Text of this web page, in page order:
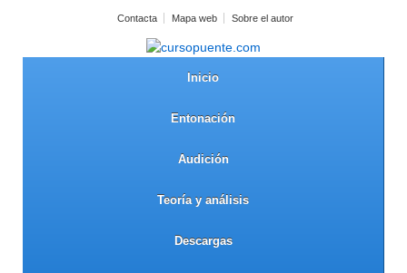
Contacta Mapa web Sobre el autor
Inicio
Entonación
Audición
Teoría y análisis
Descargas